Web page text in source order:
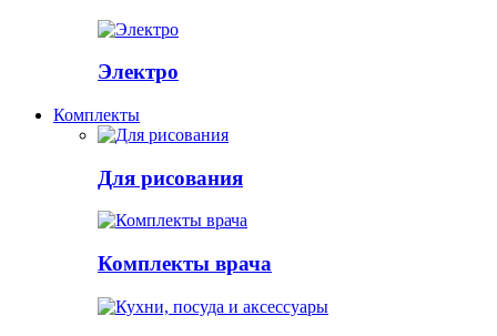
Электро
Комплекты
Для рисования
Комплекты врача